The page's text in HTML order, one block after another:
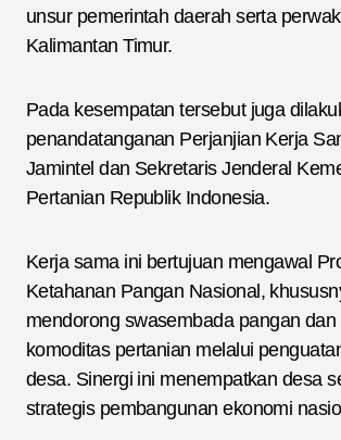
unsur pemerintah daerah serta
Kalimantan Timur.
Pada kesempatan tersebut juga
penandatanganan Perjanjian Kerja
Jamintel dan Sekretaris Jenderal
Pertanian Republik Indonesia.
Kerja sama ini bertujuan mengawal
Ketahanan Pangan Nasional,
mendorong swasembada pangan dan
komoditas pertanian melalui
desa. Sinergi ini menempatkan desa
strategis pembangunan ekonomi